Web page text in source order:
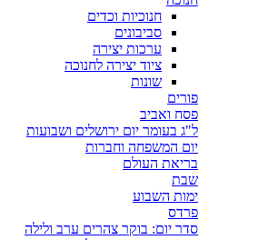
חנוכיות וכדים
סביבונים
ערכות יצירה
ציוד יצירה לחנוכה
שונות
פורים
פסח ואביב
ל"ג בעומר יום ירושלים ושבועות
יום המשפחה וחברות
בריאת העולם
שבת
ימות השבוע
פרדס
סדר יום: בוקר צהרים ערב ולילה